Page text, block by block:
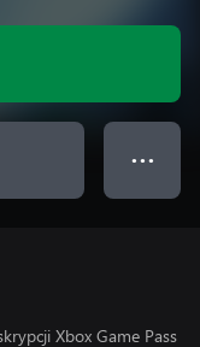
● ● ●
Xbox Game Pass